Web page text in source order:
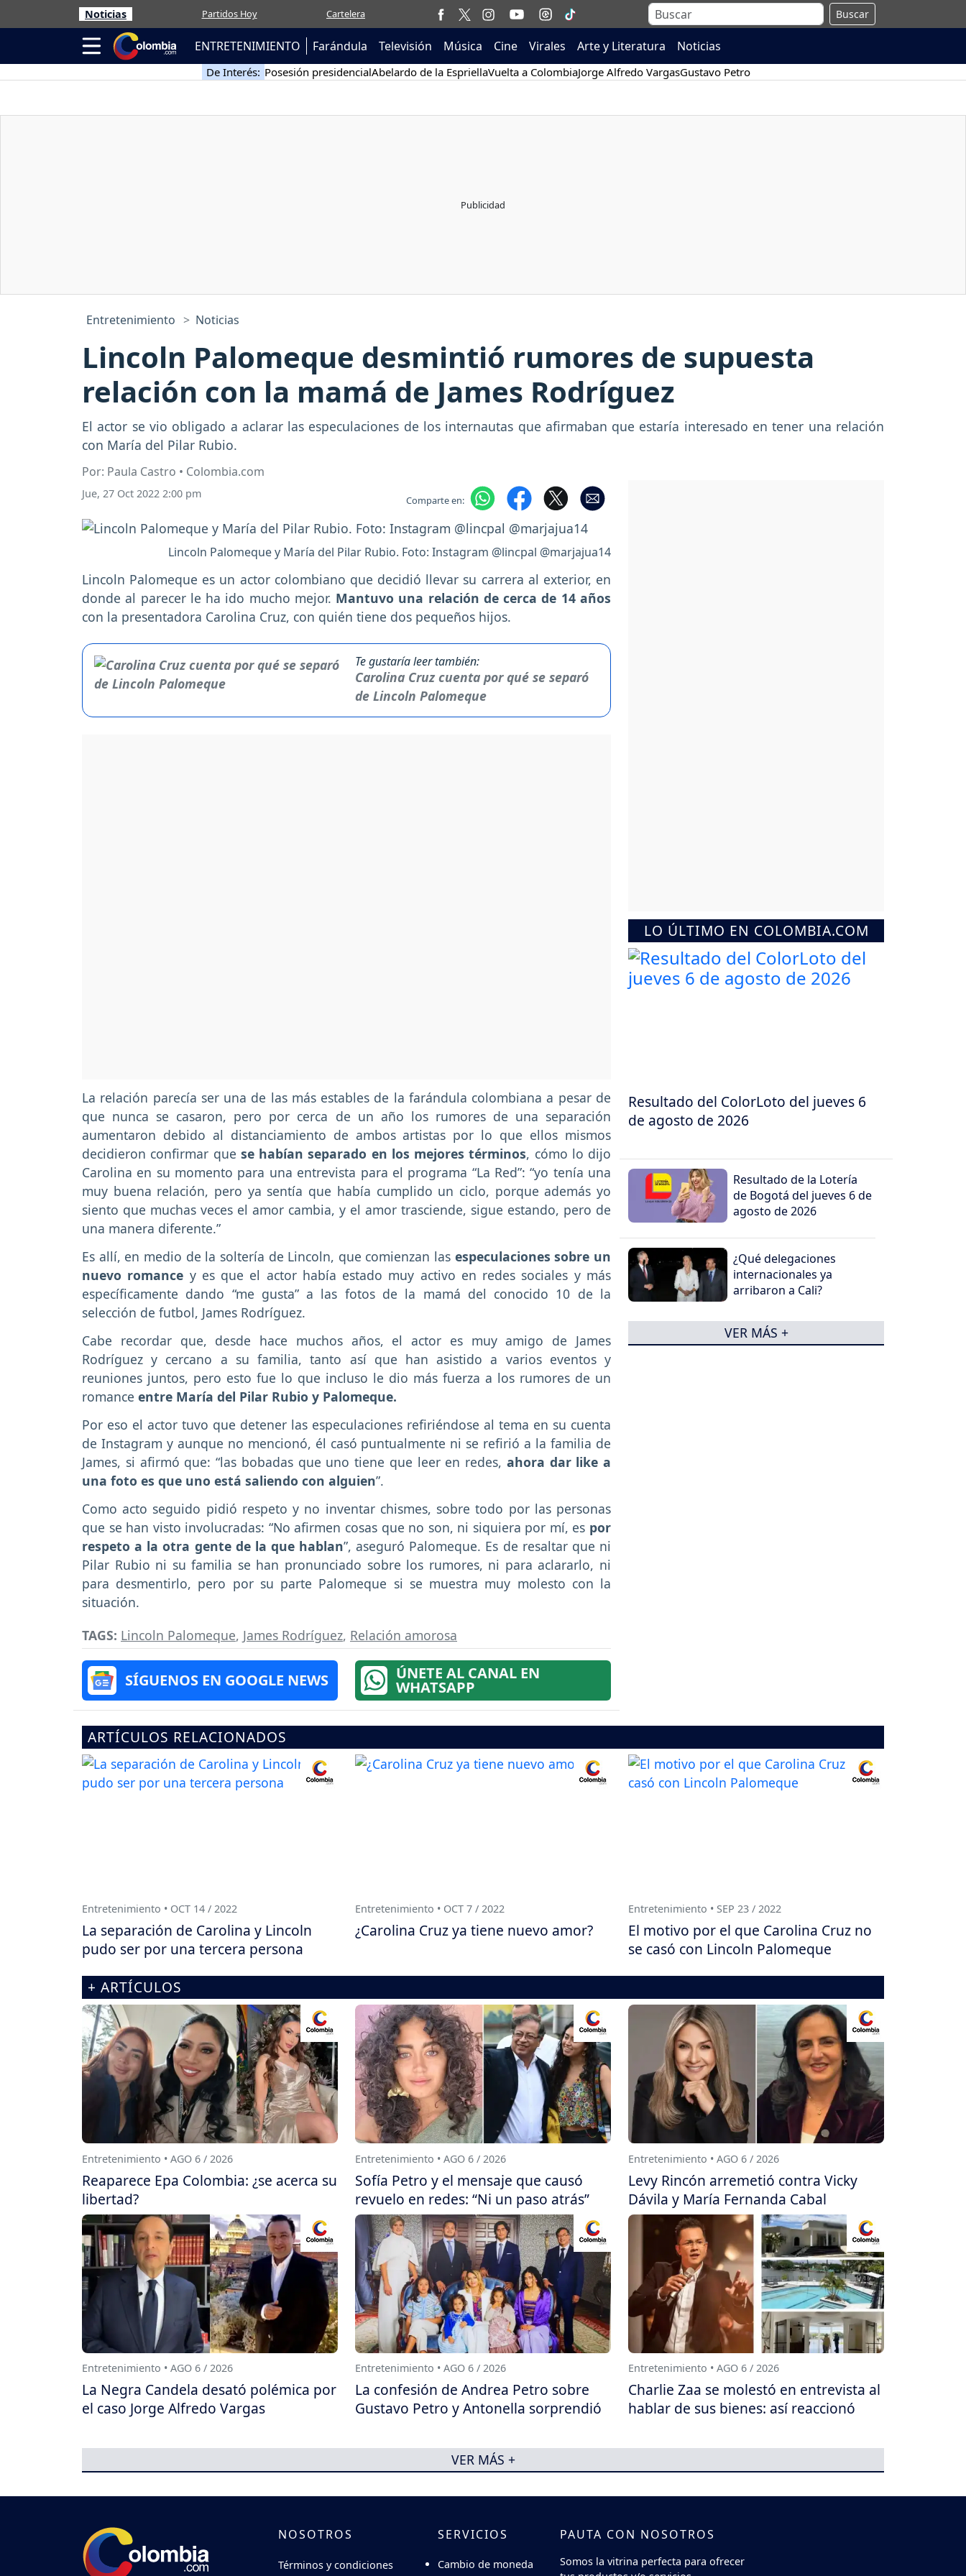
Noticias Partidos Hoy Cartelera Buscar
ENTRETENIMIENTO Farándula Televisión Música Cine Virales Arte y Literatura Noticias
De Interés: Posesión presidencialAbelardo de la EspriellaVuelta a ColombiaJorge Alfredo VargasGustavo Petro
Entretenimiento Noticias
Lincoln Palomeque desmintió rumores de supuesta
relación con la mamá de James Rodríguez
El actor se vio obligado a aclarar las especulaciones de los internautas que afirmaban que estaría interesado en tener una relación
con María del Pilar Rubio.
Por: Paula Castro • Colombia.com
Jue, 27 Oct 2022 2:00 pm Comparte en:
Lincoln Palomeque y María del Pilar Rubio. Foto: Instagram @lincpal @marjajua14
Lincoln Palomeque es un actor colombiano que decidió llevar su carrera al exterior, en
donde al parecer le ha ido mucho mejor. Mantuvo una relación de cerca de 14 años
con la presentadora Carolina Cruz, con quién tiene dos pequeños hijos.
Te gustaría leer también:
Carolina Cruz cuenta por qué se separó
de Lincoln Palomeque
La relación parecía ser una de las más estables de la farándula colombiana a pesar de
que nunca se casaron, pero por cerca de un año los rumores de una separación
aumentaron debido al distanciamiento de ambos artistas por lo que ellos mismos
decidieron confirmar que se habían separado en los mejores términos, cómo lo dijo
Carolina en su momento para una entrevista para el programa “La Red”: “yo tenía una
muy buena relación, pero ya sentía que había cumplido un ciclo, porque además yo
siento que muchas veces el amor cambia, y el amor trasciende, sigue estando, pero de
una manera diferente.”
Es allí, en medio de la soltería de Lincoln, que comienzan las especulaciones sobre un
nuevo romance y es que el actor había estado muy activo en redes sociales y más
específicamente dando “me gusta” a las fotos de la mamá del conocido 10 de la
selección de futbol, James Rodríguez.
Cabe recordar que, desde hace muchos años, el actor es muy amigo de James
Rodríguez y cercano a su familia, tanto así que han asistido a varios eventos y
reuniones juntos, pero esto fue lo que incluso le dio más fuerza a los rumores de un
romance entre María del Pilar Rubio y Palomeque.
Por eso el actor tuvo que detener las especulaciones refiriéndose al tema en su cuenta
de Instagram y aunque no mencionó, él casó puntualmente ni se refirió a la familia de
James, si afirmó que: “las bobadas que uno tiene que leer en redes, ahora dar like a
una foto es que uno está saliendo con alguien”.
Como acto seguido pidió respeto y no inventar chismes, sobre todo por las personas
que se han visto involucradas: “No afirmen cosas que no son, ni siquiera por mí, es por
respeto a la otra gente de la que hablan”, aseguró Palomeque. Es de resaltar que ni
Pilar Rubio ni su familia se han pronunciado sobre los rumores, ni para aclararlo, ni
para desmentirlo, pero por su parte Palomeque si se muestra muy molesto con la
situación.
TAGS: Lincoln Palomeque, James Rodríguez, Relación amorosa
SÍGUENOS EN GOOGLE NEWS ÚNETE AL CANAL EN
WHATSAPP
LO ÚLTIMO EN COLOMBIA.COM
Resultado del ColorLoto del jueves 6
de agosto de 2026
Resultado de la Lotería
de Bogotá del jueves 6 de
agosto de 2026
¿Qué delegaciones
internacionales ya
arribaron a Cali?
VER MÁS +
ARTÍCULOS RELACIONADOS
Entretenimiento • OCT 14 / 2022
La separación de Carolina y Lincoln
pudo ser por una tercera persona
Entretenimiento • OCT 7 / 2022
¿Carolina Cruz ya tiene nuevo amor?
Entretenimiento • SEP 23 / 2022
El motivo por el que Carolina Cruz no
se casó con Lincoln Palomeque
+ ARTÍCULOS
Entretenimiento • AGO 6 / 2026
Reaparece Epa Colombia: ¿se acerca su
libertad?
Entretenimiento • AGO 6 / 2026
Sofía Petro y el mensaje que causó
revuelo en redes: “Ni un paso atrás”
Entretenimiento • AGO 6 / 2026
Levy Rincón arremetió contra Vicky
Dávila y María Fernanda Cabal
Entretenimiento • AGO 6 / 2026
La Negra Candela desató polémica por
el caso Jorge Alfredo Vargas
Entretenimiento • AGO 6 / 2026
La confesión de Andrea Petro sobre
Gustavo Petro y Antonella sorprendió
Entretenimiento • AGO 6 / 2026
Charlie Zaa se molestó en entrevista al
hablar de sus bienes: así reaccionó
VER MÁS +
NOSOTROS
Términos y condiciones
SERVICIOS
Cambio de moneda
PAUTA CON NOSOTROS
Somos la vitrina perfecta para ofrecer